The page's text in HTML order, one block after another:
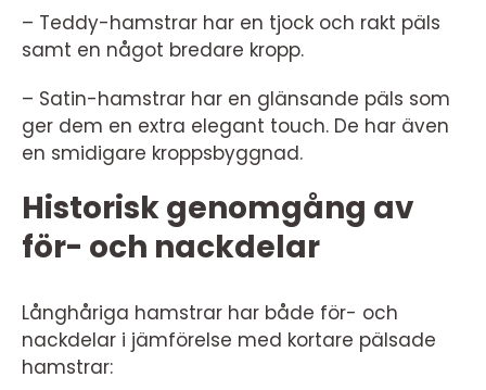
– Teddy-hamstrar har en tjock och rakt päls
samt en något bredare kropp.
– Satin-hamstrar har en glänsande päls som
ger dem en extra elegant touch. De har även
en smidigare kroppsbyggnad.
Historisk genomgång av
för- och nackdelar
Långhåriga hamstrar har både för- och
nackdelar i jämförelse med kortare pälsade
hamstrar: